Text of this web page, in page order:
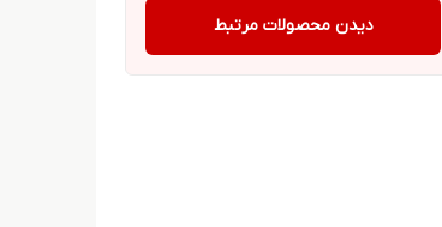
دیدن محصولات مرتبط